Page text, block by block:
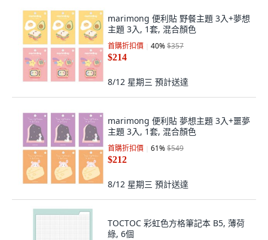
marimong 便利貼 野餐主題 3入+夢想
主題 3入, 1套, 混合顏色
首購折扣價 40%$357
$214
8/12 星期三 預計送達
marimong 便利貼 夢想主題 3入+噩夢
主題 3入, 1套, 混合顏色
首購折扣價 61%$549
$212
8/12 星期三 預計送達
TOCTOC 彩虹色方格筆記本 B5, 薄荷
綠, 6個